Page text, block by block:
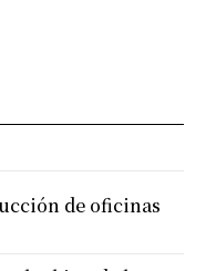
de oficinas